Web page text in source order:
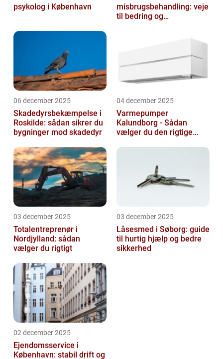
psykolog i København
misbrugsbehandling: veje
til bedring og
06 december 2025
Skadedyrsbekæmpelse i
Roskilde: sådan sikrer du
bygninger mod skadedyr
04 december 2025
Varmepumper
Kalundborg - Sådan
vælger du den rigtige
03 december 2025
Totalentreprenør i
Nordjylland: sådan
vælger du rigtigt
03 december 2025
Låsesmed i Søborg: guide
til hurtig hjælp og bedre
sikkerhed
02 december 2025
Ejendomsservice i
København: stabil drift og